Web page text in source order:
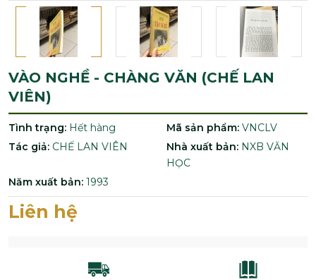
VÀO NGHỀ - CHÀNG VĂN (CHẾ LAN
VIÊN)
Tình trạng: Hết hàng Mã sản phẩm: VNCLV
Tác giả: CHẾ LAN VIÊN Nhà xuất bản: NXB VĂN
HỌC
Năm xuất bản: 1993
Liên hệ